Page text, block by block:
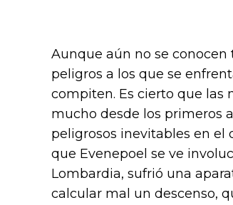
Aunque aún no se conocen
peligros a los que se
compiten. Es cierto que las
mucho desde los primeros
peligrosos inevitables en el
que Evenepoel se ve
Lombardia, sufrió una
calcular mal un descenso,